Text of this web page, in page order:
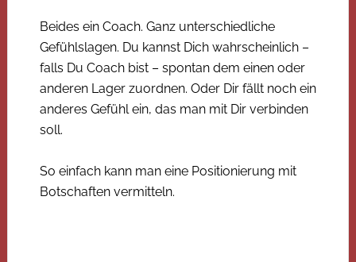
Beides ein Coach. Ganz unterschiedliche
Gefühlslagen. Du kannst Dich wahrscheinlich –
falls Du Coach bist – spontan dem einen oder
anderen Lager zuordnen. Oder Dir fällt noch ein
anderes Gefühl ein, das man mit Dir verbinden
soll.
So einfach kann man eine Positionierung mit
Botschaften vermitteln.